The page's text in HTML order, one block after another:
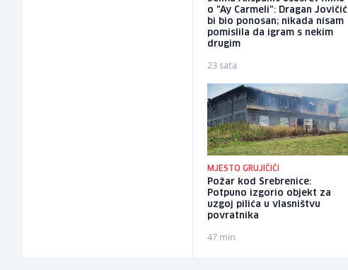
o "Ay Carmeli": Dragan Jovičić
bi bio ponosan; nikada nisam
pomislila da igram s nekim
drugim
23 sata
MJESTO GRUJIČIĆI
Požar kod Srebrenice:
Potpuno izgorio objekt za
uzgoj pilića u vlasništvu
povratnika
47 min